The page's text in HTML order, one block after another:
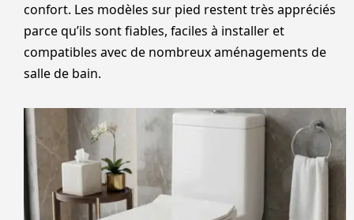
confort. Les modèles sur pied restent très appréciés
parce qu’ils sont fiables, faciles à installer et
compatibles avec de nombreux aménagements de
salle de bain.